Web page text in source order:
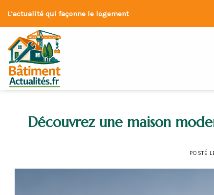
content
L’actualité qui façonne le logement
Découvrez une maison
POSTÉ